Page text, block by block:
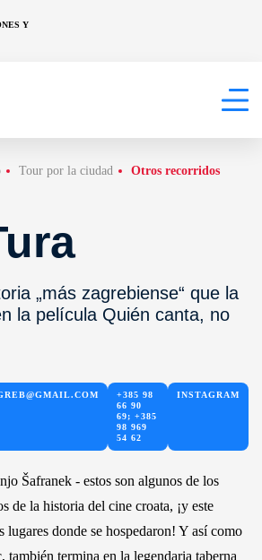
Y
Tour por la ciudad Otros recorridos
„más zagrebiense“ que la
la película Quién canta, no
+385 98
66 90
69; +385
98 969
54 62
INSTAGRAM
Šafranek - estos son algunos de los
de la historia del cine croata, ¡y este
lugares donde se hospedaron! Y así como
también termina en la legendaria taberna